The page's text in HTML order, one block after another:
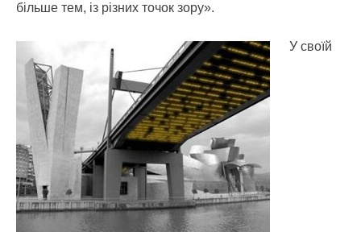
більше тем, із різних точок зору».
У своїй